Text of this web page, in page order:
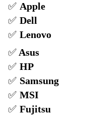
✅ Apple
✅ Dell
✅ Lenovo
✅ Asus
✅ HP
✅ Samsung
✅ MSI
✅ Fujitsu